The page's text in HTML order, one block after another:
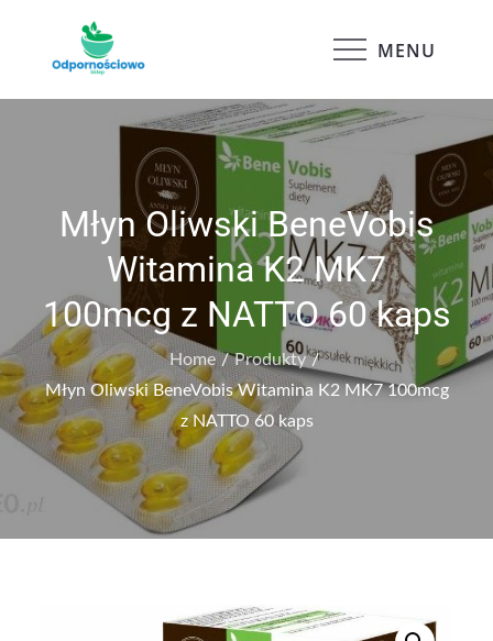
Odpornościowo MENU
Młyn Oliwski BeneVobis
Witamina K2 MK7
100mcg z NATTO 60 kaps
Home
Produkty
Młyn Oliwski BeneVobis Witamina K2 MK7 100mcg
z NATTO 60 kaps